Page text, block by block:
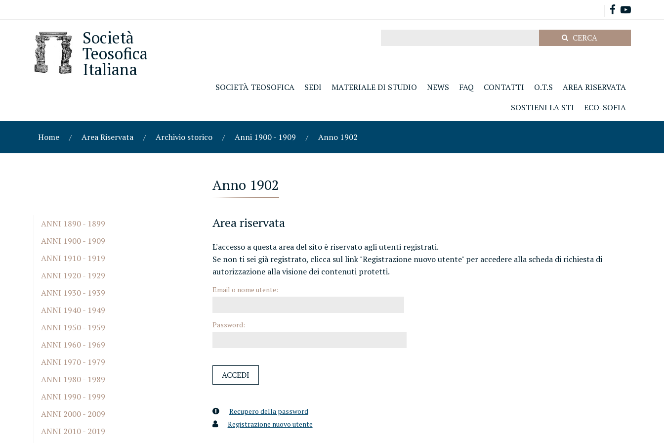
Società
Teosofica
Italiana
SOCIETÀ TEOSOFICA SEDI MATERIALE DI STUDIO NEWS FAQ CONTATTI O.T.S
AREA RISERVATA
SOSTIENI LA STI
ECO-SOFIA
Home Area Riservata Archivio storico Anni 1900 - 1909 Anno 1902
ANNI 1890 - 1899
ANNI 1900 - 1909
ANNI 1910 - 1919
ANNI 1920 - 1929
ANNI 1930 - 1939
ANNI 1940 - 1949
ANNI 1950 - 1959
ANNI 1960 - 1969
ANNI 1970 - 1979
ANNI 1980 - 1989
ANNI 1990 - 1999
ANNI 2000 - 2009
ANNI 2010 - 2019
Anno 1902
Area riservata
L'accesso a questa area del sito è riservato agli utenti registrati.
Se non ti sei già registrato, clicca sul link "Registrazione nuovo utente" per accedere alla scheda di richiesta di
autorizzazione alla visione dei contenuti protetti.
Email o nome utente:
Password:
Recupero della password
Registrazione nuovo utente